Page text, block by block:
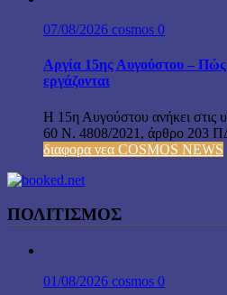
07/08/2026 cosmos 0
Αργία 15ης Αυγούστου –
εργάζονται
Η 15η Αυγούστου ανήκει στις
60 Ν. 4808/2021, άρθρο 203
διαφορα νεα COSMOS NEWS
ΠΟΛΙΤΙΣΜΟΣ
01/08/2026 cosmos 0